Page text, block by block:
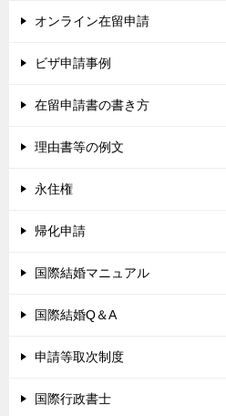
オンライン在留申請
ビザ申請事例
在留申請書の書き方
理由書等の例文
永住権
帰化申請
国際結婚マニュアル
国際結婚Q＆A
申請等取次制度
国際行政書士